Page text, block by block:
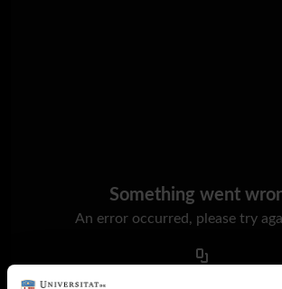
Something went
An error occurred, please try